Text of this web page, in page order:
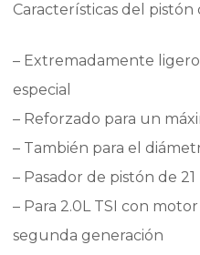
Características del
– Extremadamente ligero
especial
– Reforzado para un
– También para el
– Pasador de pistón de
– Para 2.0L TSI con
segunda generación